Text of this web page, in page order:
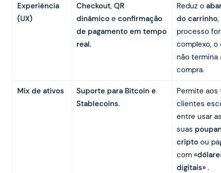
Experiência
(UX)
Checkout, QR
dinâmicoe confirmação
de pagamento em tempo
real.
Reduz o
do carrinho
processo for
complexo,
não termina
compra.
Mix de ativos
Suporte para Bitcoin e
Stablecoins.
Permite aos
clientes
entre usar
suas
criptoou
com
digitais».